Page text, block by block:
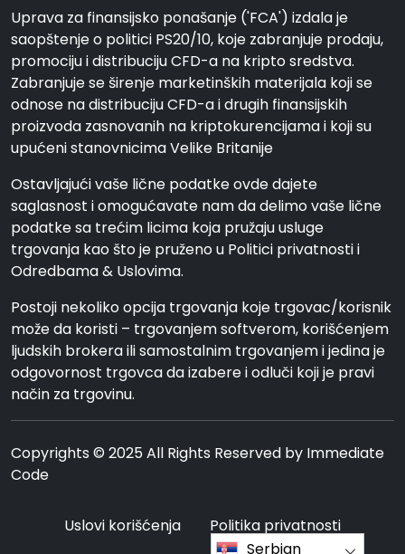
Uprava za finansijsko ponašanje ('FCA') izdala je
saopštenje o politici PS20/10, koje zabranjuje prodaju,
promociju i distribuciju CFD-a na kripto sredstva.
Zabranjuje se širenje marketinških materijala koji se
odnose na distribuciju CFD-a i drugih finansijskih
proizvoda zasnovanih na kriptokurencijama i koji su
upućeni stanovnicima Velike Britanije
Ostavljajući vaše lične podatke ovde dajete
saglasnost i omogućavate nam da delimo vaše lične
podatke sa trećim licima koja pružaju usluge
trgovanja kao što je pruženo u Politici privatnosti i
Odredbama & Uslovima.
Postoji nekoliko opcija trgovanja koje trgovac/korisnik
može da koristi – trgovanjem softverom, korišćenjem
ljudskih brokera ili samostalnim trgovanjem i jedina je
odgovornost trgovca da izabere i odluči koji je pravi
način za trgovinu.
Copyrights © 2025 All Rights Reserved by Immediate
Code
Uslovi korišćenja
Politika privatnosti
Serbian